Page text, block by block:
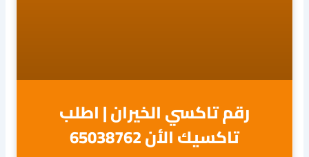
رقم تاكسي الخيران | اطلب
تاكسيك الأن 65038762